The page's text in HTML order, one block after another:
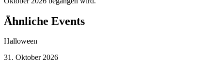
Ähnliche Events
Halloween
31. Oktober 2026